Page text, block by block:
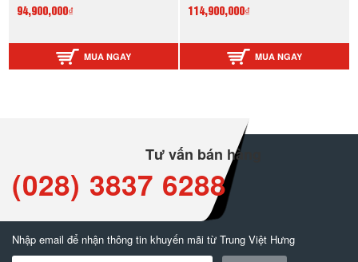
94,900,000₫
MUA NGAY
114,900,000₫
MUA NGAY
Tư vấn bán hàng
(028) 3837 6288
Nhập email để nhận thông tin khuyến mãi từ Trung Việt Hưng